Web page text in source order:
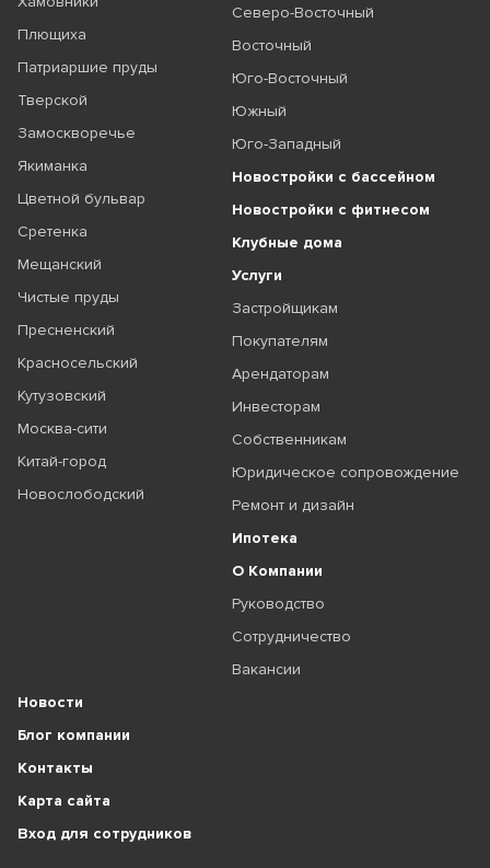
Плющиха
Патриаршие пруды
Тверской
Замоскворечье
Якиманка
Цветной бульвар
Сретенка
Мещанский
Чистые пруды
Пресненский
Красносельский
Кутузовский
Москва-сити
Китай-город
Новослободский
Северо-Восточный
Восточный
Юго-Восточный
Южный
Юго-Западный
Новостройки с бассейном
Новостройки с фитнесом
Клубные дома
Услуги
Застройщикам
Покупателям
Арендаторам
Инвесторам
Собственникам
Юридическое сопровождение
Ремонт и дизайн
Ипотека
О Компании
Руководство
Сотрудничество
Вакансии
Новости
Блог компании
Контакты
Карта сайта
Вход для сотрудников